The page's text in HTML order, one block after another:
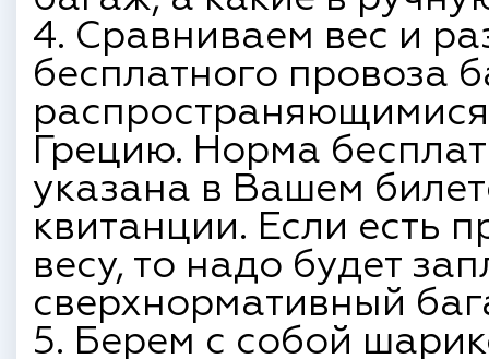
4. Сравниваем вес и
бесплатного провоза
Грецию. Норма
указана в Вашем
квитанции. Если есть
весу, то надо будет
сверхнормативный
5. Берем с собой